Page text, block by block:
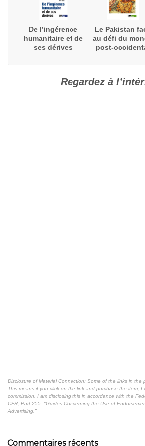
De l’ingérence
humanitaire et de
ses dérives
Le Pakistan
au défi du
post-
Regardez à
Disclosure of Material Connection: Some of the links in the
This means if you click on the link and purchase the item, I
commission. I am disclosing this in accordance with the
CFR, Part 255: "Guides Concerning the Use of
Advertising."
Commentaires récents